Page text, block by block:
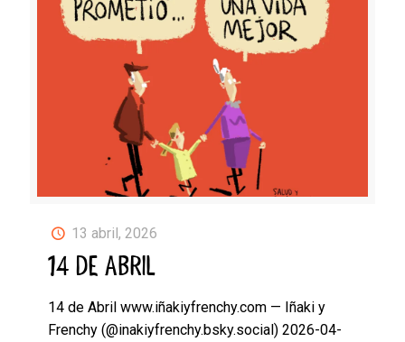
13 abril, 2026
14 DE ABRIL
14 de Abril www.iñakiyfrenchy.com — Iñaki y
Frenchy (@inakiyfrenchy.bsky.social) 2026-04-